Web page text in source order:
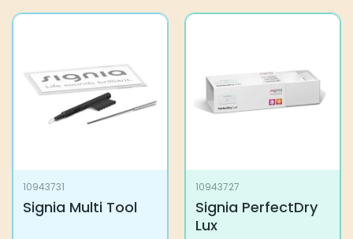
10943731
Signia Multi Tool
10943727
Signia PerfectDry
Lux